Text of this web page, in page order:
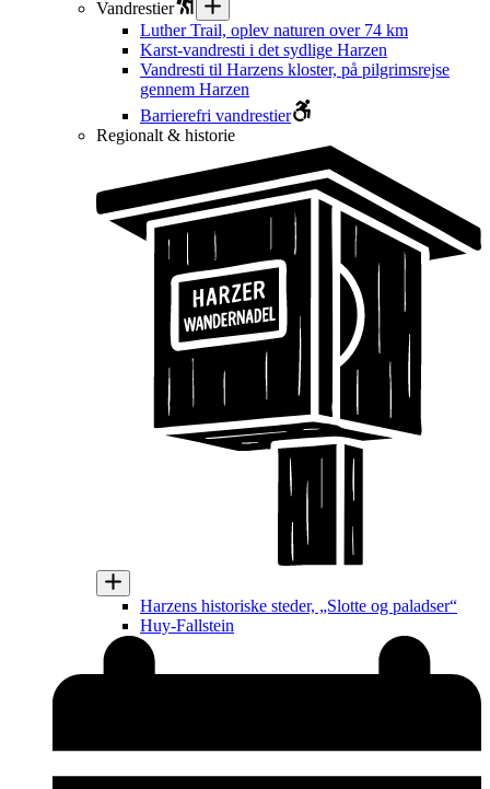
Vandrestier
Luther Trail, oplev naturen over 74 km
Karst-vandresti i det sydlige Harzen
Vandresti til Harzens kloster, på pilgrimsrejse
gennem Harzen
Barrierefri vandrestier
Regionalt & historie
Harzens historiske steder, „Slotte og paladser“
Huy-Fallstein